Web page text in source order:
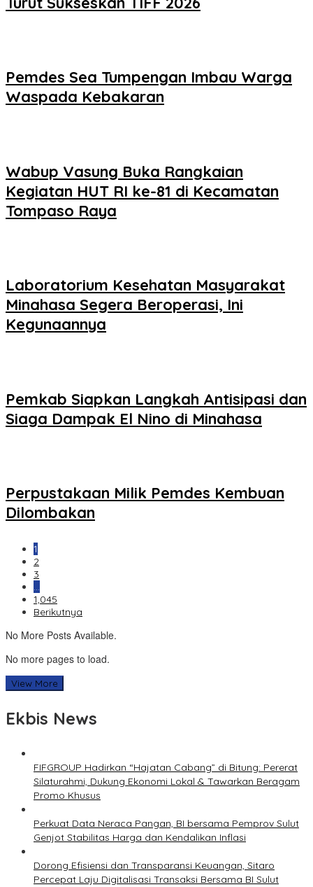
Pemdes Sea Tumpengan Imbau Warga
Waspada Kebakaran
Wabup Vasung Buka Rangkaian
Kegiatan HUT RI ke-81 di Kecamatan
Tompaso Raya
Laboratorium Kesehatan Masyarakat
Minahasa Segera Beroperasi, Ini
Kegunaannya
Pemkab Siapkan Langkah Antisipasi dan
Siaga Dampak El Nino di Minahasa
Perpustakaan Milik Pemdes Kembuan
Dilombakan
1
2
3
…
1,045
Berikutnya
No More Posts Available.
No more pages to load.
View More
Ekbis News
FIFGROUP Hadirkan “Hajatan Cabang” di Bitung: Pererat
Silaturahmi, Dukung Ekonomi Lokal & Tawarkan Beragam
Promo Khusus
Perkuat Data Neraca Pangan, BI bersama Pemprov Sulut
Genjot Stabilitas Harga dan Kendalikan Inflasi
Dorong Efisiensi dan Transparansi Keuangan, Sitaro
Percepat Laju Digitalisasi Transaksi Bersama BI Sulut